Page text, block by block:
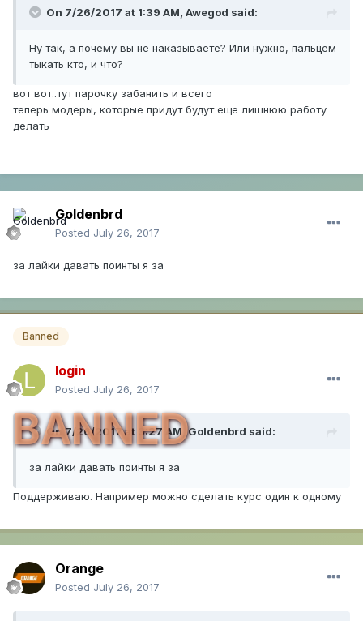
On 7/26/2017 at 1:39 AM, Awegod said:
Ну так, а почему вы не наказываете? Или нужно, пальцем
тыкать кто, и что?
вот вот..тут парочку забанить и всего
теперь модеры, которые придут будут еще лишнюю работу
делать
Goldenbrd
Posted July 26, 2017
за лайки давать поинты я за
Banned
login
Posted July 26, 2017
BANNED
On 7/26/2017 at 3:27 AM,Goldenbrd said:
за лайки давать поинты я за
Поддерживаю. Например можно сделать курс один к одному
Orange
Posted July 26, 2017